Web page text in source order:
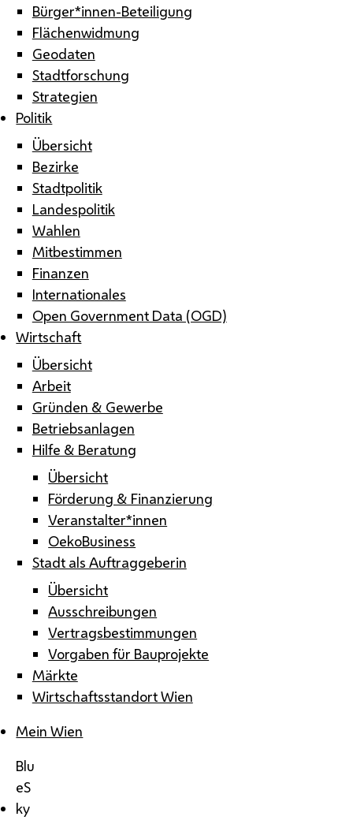
Bürger*innen-Beteiligung
Flächenwidmung
Geodaten
Stadtforschung
Strategien
Politik
Übersicht
Bezirke
Stadtpolitik
Landespolitik
Wahlen
Mitbestimmen
Finanzen
Internationales
Open Government Data (OGD)
Wirtschaft
Übersicht
Arbeit
Gründen & Gewerbe
Betriebsanlagen
Hilfe & Beratung
Übersicht
Förderung & Finanzierung
Veranstalter*innen
OekoBusiness
Stadt als Auftraggeberin
Übersicht
Ausschreibungen
Vertragsbestimmungen
Vorgaben für Bauprojekte
Märkte
Wirtschaftsstandort Wien
Mein Wien
Blu
eS
ky